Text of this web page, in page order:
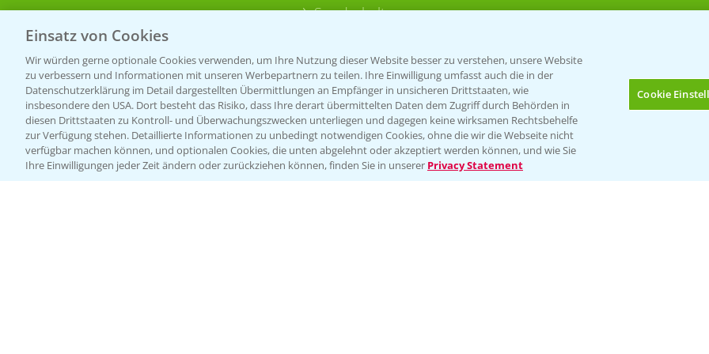
Bis zu 4 Produkte vergleichen:
Sonderkulturen
Folgen Sie uns
Einsatz von Cookies
Wir würden gerne optionale Cookies verwenden, um Ihre Nutzung dieser Website besser zu verstehen, unsere Website
zu verbessern und Informationen mit unseren Werbepartnern zu teilen. Ihre Einwilligung umfasst auch die in der
Datenschutzerklärung im Detail dargestellten Übermittlungen an Empfänger in unsicheren Drittstaaten, wie
insbesondere den USA. Dort besteht das Risiko, dass Ihre derart übermittelten Daten dem Zugriff durch Behörden in
diesen Drittstaaten zu Kontroll- und Überwachungszwecken unterliegen und dagegen keine wirksamen Rechtsbehelfe
zur Verfügung stehen. Detaillierte Informationen zu unbedingt notwendigen Cookies, ohne die wir die Webseite nicht
verfügbar machen können, und optionalen Cookies, die unten abgelehnt oder akzeptiert werden können, und wie Sie
Ihre Einwilligungen jeder Zeit ändern oder zurückziehen können, finden Sie in unserer Privacy Statement
Cookie